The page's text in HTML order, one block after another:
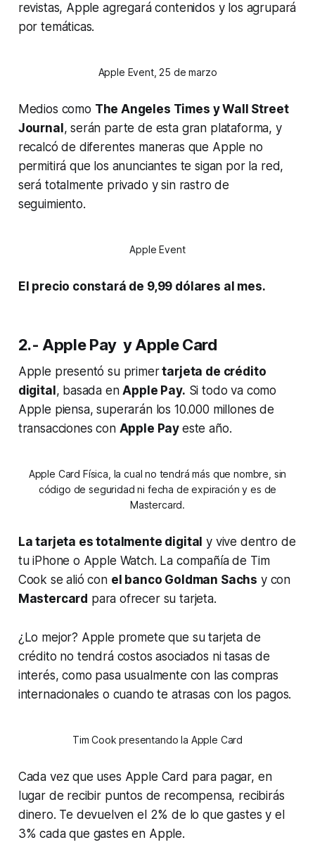
revistas, Apple agregará contenidos y los agrupará
por temáticas.
Apple Event, 25 de marzo
Medios como The Angeles Times y Wall Street
Journal , serán parte de esta gran plataforma, y
recalcó de diferentes maneras que Apple no
permitirá que los anunciantes te sigan por la red,
será totalmente privado y sin rastro de
seguimiento.
Apple Event
El precio constará de 9,99 dólares al mes.
2.- Apple Pay y Apple Card
Apple presentó su primertarjeta de crédito
digital , basada enApple Pay. Si todo va como
Apple piensa, superarán los 10.000 millones de
transacciones con Apple Pay este año.
Apple Card Física, la cual no tendrá más que nombre, sin
código de seguridad ni fecha de expiración y es de
Mastercard.
La tarjeta es totalmente digital y vive dentro de
tu iPhone o Apple Watch. La compañía de Tim
Cook se alió con el banco Goldman Sachs y con
Mastercard para ofrecer su tarjeta.
¿Lo mejor? Apple promete que su tarjeta de
crédito no tendrá costos asociados ni tasas de
interés, como pasa usualmente con las compras
internacionales o cuando te atrasas con los pagos.
Tim Cook presentando la Apple Card
Cada vez que uses Apple Card para pagar, en
lugar de recibir puntos de recompensa, recibirás
dinero. Te devuelven el 2% de lo que gastes y el
3% cada que gastes en Apple.